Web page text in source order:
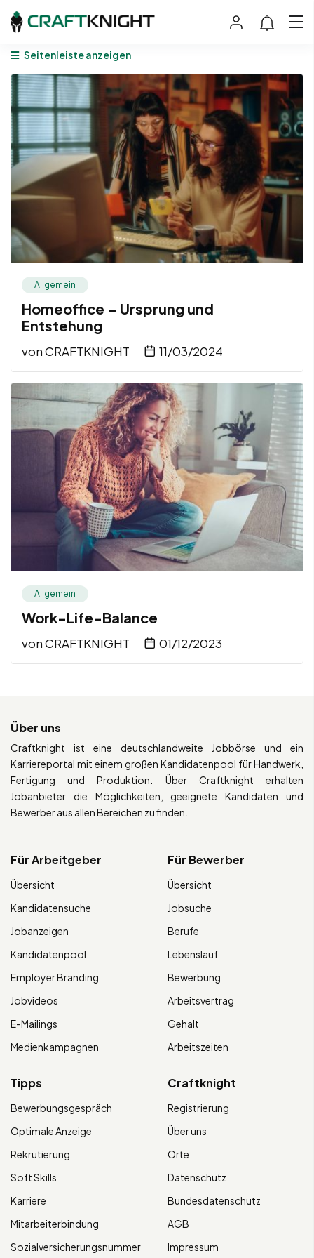
Seitenleiste anzeigen
Allgemein
Homeoffice – Ursprung und
Entstehung
vonCRAFTKNIGHT 11/03/2024
Allgemein
Work-Life-Balance
vonCRAFTKNIGHT 01/12/2023
Über uns
Craftknight ist eine deutschlandweite Jobbörse und ein
Karriereportal mit einem großen Kandidatenpool für Handwerk,
Fertigung und Produktion. Über Craftknight erhalten
Jobanbieter die Möglichkeiten, geeignete Kandidaten und
Bewerber aus allen Bereichen zu finden.
Für Arbeitgeber
Übersicht
Kandidatensuche
Jobanzeigen
Kandidatenpool
Employer Branding
Jobvideos
E-Mailings
Medienkampagnen
Für Bewerber
Übersicht
Jobsuche
Berufe
Lebenslauf
Bewerbung
Arbeitsvertrag
Gehalt
Arbeitszeiten
Tipps
Bewerbungsgespräch
Optimale Anzeige
Rekrutierung
Soft Skills
Karriere
Mitarbeiterbindung
Sozialversicherungsnummer
Craftknight
Registrierung
Über uns
Orte
Datenschutz
Bundesdatenschutz
AGB
Impressum